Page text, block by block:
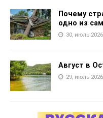
Почему
одно из
30, июль 2026
Август в
29, июль 2026